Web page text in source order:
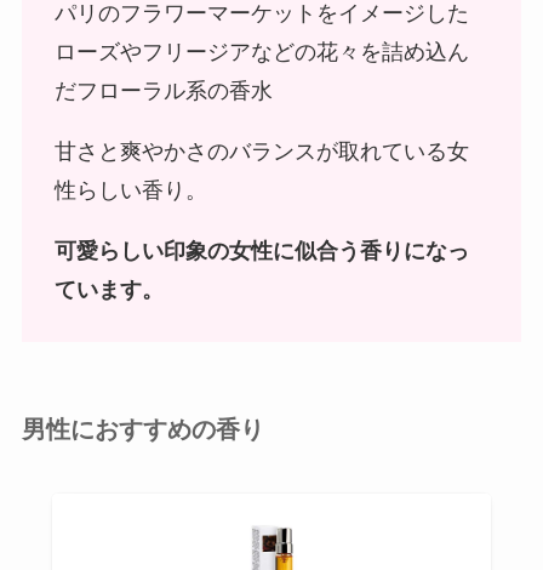
パリのフラワーマーケットをイメージした
ローズやフリージアなどの花々を詰め込ん
だフローラル系の香水
甘さと爽やかさのバランスが取れている女
性らしい香り。
可愛らしい印象の女性に似合う香りになっ
ています。
男性におすすめの香り